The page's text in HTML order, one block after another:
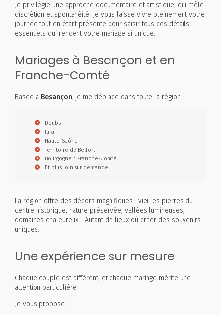
Je privilégie une approche documentaire et artistique, qui mêle
discrétion et spontanéité. Je vous laisse vivre pleinement votre
journée tout en étant présente pour saisir tous ces détails
essentiels qui rendent votre mariage si unique.
Mariages à Besançon et en
Franche-Comté
Basée à Besançon, je me déplace dans toute la région :
Doubs
Jura
Haute-Saône
Territoire de Belfort
Bourgogne / Franche-Comté
Et plus loin sur demande
La région offre des décors magnifiques : vieilles pierres du
centre historique, nature préservée, vallées lumineuses,
domaines chaleureux… Autant de lieux où créer des souvenirs
uniques.
Une expérience sur mesure
Chaque couple est différent, et chaque mariage mérite une
attention particulière.
Je vous propose :